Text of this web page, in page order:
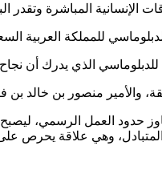
الإنسانية المباشرة
للمملكة العربية
الذي يدرك أن
والأمير منصور بن خالد
العمل الرسمي، ليصبح
المتبادل، وهي علاقة